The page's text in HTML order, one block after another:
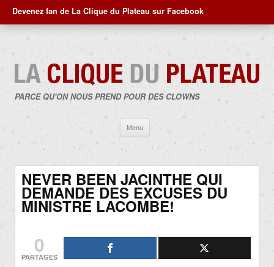
Devenez fan de La Clique du Plateau sur Facebook
PARCE QU'ON NOUS PREND POUR DES CLOWNS
Menu
contenu
NEVER BEEN JACINTHE QUI
DEMANDE DES EXCUSES DU
MINISTRE LACOMBE!
0
PARTAGES